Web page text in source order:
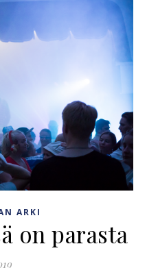
ARKI
on parasta